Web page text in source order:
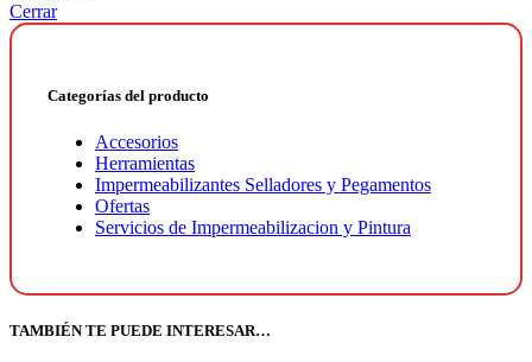
Cerrar
Categorías del producto
Accesorios
Herramientas
Impermeabilizantes Selladores y Pegamentos
Ofertas
Servicios de Impermeabilizacion y Pintura
TAMBIÉN TE PUEDE INTERESAR…